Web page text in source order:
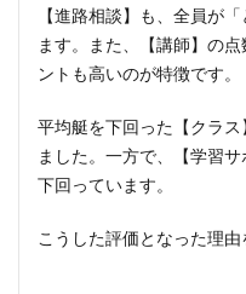
【進路相談】も、全員が
ます。また、【講師】の
ントも高いのが特徴です。
平均艇を下回った【クラ
ました。一方で、【学習
下回っています。
こうした評価となった理由